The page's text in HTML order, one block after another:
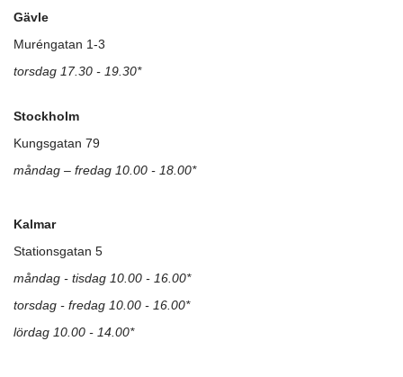
Gävle
Muréngatan 1-3
torsdag 17.30 - 19.30*
Stockholm
Kungsgatan 79
måndag – fredag 10.00 - 18.00*
Kalmar
Stationsgatan 5
måndag - tisdag 10.00 - 16.00*
torsdag - fredag 10.00 - 16.00*
lördag 10.00 - 14.00*